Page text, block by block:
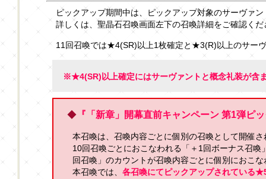
ピックアップ期間中は、ピックアップ対象のサーヴァ
詳しくは、聖晶石召喚画面左下の召喚詳細をご確認くだ
11回召喚では★4(SR)以上1枚確定と★3(R)以上のサー
※★4(SR)以上確定にはサーヴァントと概念礼装が含
◆『「新章」開幕直前キャンペーン 第1弾ピ
本召喚は、召喚内容ごとに個別の召喚として開催
10回召喚ごとにおこなわれる「＋1回ボーナス召喚
回召喚」のカウントが召喚内容ごとに個別におこ
本召喚では、 各召喚にてピックアップされている